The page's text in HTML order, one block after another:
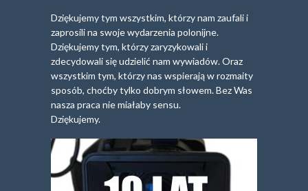
Dziękujemy tym wszystkim, którzy nam zaufali i
zaprosili na swoje wydarzenia polonijne.
Dziękujemy tym, którzy zaryzykowali i
zdecydowali się udzielić nam wywiadów. Oraz
wszystkim tym, którzy nas wspierają w rozmaity
sposób, choćby tylko dobrym słowem. Bez Was
nasza praca nie miałaby sensu.
Dziękujemy.